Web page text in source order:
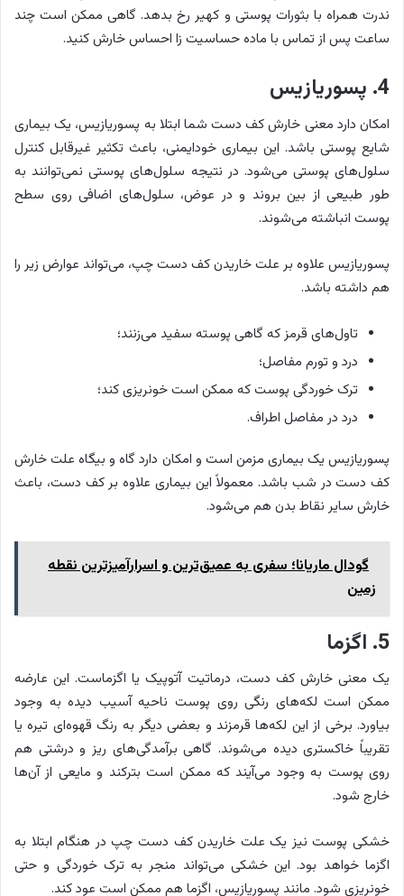
ندرت همراه با بثورات پوستی و کهیر رخ بدهد. گاهی ممکن است چند
ساعت پس از تماس با ماده حساسیت زا احساس خارش کنید.
4. پسوریازیس
امکان دارد معنی خارش کف دست شما ابتلا به پسوریازیس، یک بیماری
شایع پوستی باشد. این بیماری خودایمنی، باعث تکثیر غیرقابل کنترل
سلول‌های پوستی می‌شود. در نتیجه سلول‌های پوستی نمی‌توانند به
طور طبیعی از بین بروند و در عوض، سلول‌های اضافی روی سطح
پوست انباشته می‌شوند.
پسوریازیس علاوه بر علت خاریدن کف دست چپ، می‌تواند عوارض زیر را
هم داشته باشد.
تاول‌های قرمز که گاهی پوسته سفید می‌زنند؛
درد و تورم مفاصل؛
ترک خوردگی پوست که ممکن است خونریزی کند؛
درد در مفاصل اطراف.
پسوریازیس یک بیماری مزمن است و امکان دارد گاه و بیگاه علت خارش
کف دست در شب باشد. معمولاً این بیماری علاوه بر کف دست، باعث
خارش سایر نقاط بدن هم می‌شود.
گودال ماریانا؛ سفری به عمیق‌ترین و اسرارآمیزترین نقطه
زمین
5. اگزما
یک معنی خارش کف دست، درماتیت آتوپیک یا اگزماست. این عارضه
ممکن است لکه‌های رنگی روی پوست ناحیه آسیب دیده به وجود
بیاورد. برخی از این لکه‌ها قرمزند و بعضی دیگر به رنگ قهوه‌ای تیره یا
تقریباً خاکستری دیده می‌شوند. گاهی برآمدگی‌های ریز و درشتی هم
روی پوست به وجود می‌آیند که ممکن است بترکند و مایعی از آن‌ها
خارج شود.
خشکی پوست نیز یک علت خاریدن کف دست چپ در هنگام ابتلا به
اگزما خواهد بود. این خشکی می‌تواند منجر به ترک خوردگی و حتی
خونریزی شود. مانند پسوریازیس، اگزما هم ممکن است عود کند.